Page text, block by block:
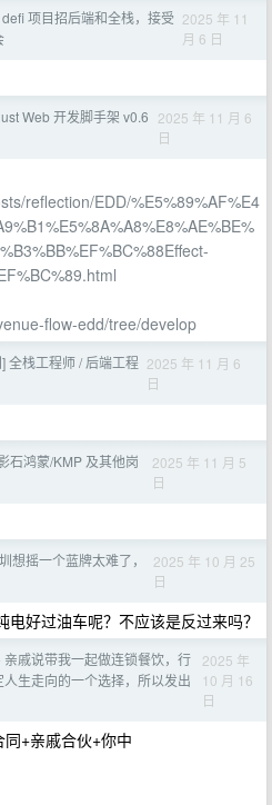
项目招后端和全栈，接受 2025 年 11
月 6 日
Web 开发脚手架 v0.6 2025 年 11 月 6
日
reflection/EDD/%E5%89%AF%E4
flow-edd/tree/develop
全栈工程师 / 后端工程 2025 年 11 月 6
日
石鸿蒙/KMP 及其他岗
2025 年 11 月 5
日
想摇一个蓝牌太难了，
2025 年 10 月 25
日
电好过油车呢？不应该是反过来吗？
亲戚说带我一起做连锁餐饮，行
生走向的一个选择，所以发出
2025 年
10 月 16
日
+亲戚合伙+你中